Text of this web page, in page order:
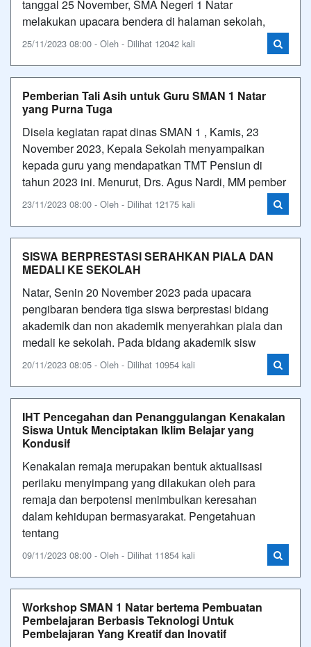
tanggal 25 November, SMA Negeri 1 Natar
melakukan upacara bendera di halaman sekolah,
25/11/2023 08:00 - Oleh - Dilihat 12042 kali
Pemberian Tali Asih untuk Guru SMAN 1 Natar
yang Purna Tuga
Disela kegiatan rapat dinas SMAN 1 , Kamis, 23
November 2023, Kepala Sekolah menyampaikan
kepada guru yang mendapatkan TMT Pensiun di
tahun 2023 ini. Menurut, Drs. Agus Nardi, MM pember
23/11/2023 08:00 - Oleh - Dilihat 12175 kali
SISWA BERPRESTASI SERAHKAN PIALA DAN
MEDALI KE SEKOLAH
Natar, Senin 20 November 2023 pada upacara
pengibaran bendera tiga siswa berprestasi bidang
akademik dan non akademik menyerahkan piala dan
medali ke sekolah. Pada bidang akademik sisw
20/11/2023 08:05 - Oleh - Dilihat 10954 kali
IHT Pencegahan dan Penanggulangan Kenakalan
Siswa Untuk Menciptakan Iklim Belajar yang
Kondusif
Kenakalan remaja merupakan bentuk aktualisasi
perilaku menyimpang yang dilakukan oleh para
remaja dan berpotensi menimbulkan keresahan
dalam kehidupan bermasyarakat. Pengetahuan
tentang
09/11/2023 08:00 - Oleh - Dilihat 11854 kali
Workshop SMAN 1 Natar bertema Pembuatan
Pembelajaran Berbasis Teknologi Untuk
Pembelajaran Yang Kreatif dan Inovatif